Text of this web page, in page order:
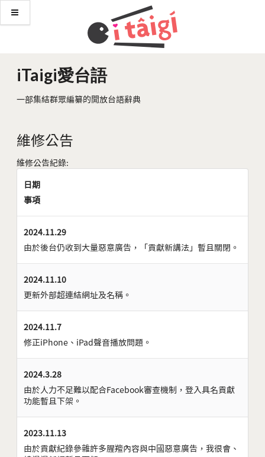
iTaigi愛台語
一部集結群眾編纂的開放台語辭典
維修公告
維修公告紀錄:
日期
事項
2024.11.29
由於後台仍收到大量惡意廣告，「貢獻新講法」暫且關閉。
2024.11.10
更新外部超連結網址及名稱。
2024.11.7
修正iPhone、iPad聲音播放問題。
2024.3.28
由於人力不足難以配合Facebook審查機制，登入具名貢獻
功能暫且下架。
2023.11.13
由於貢獻紀錄參雜許多腥羶內容與中國惡意廣告，我很會、